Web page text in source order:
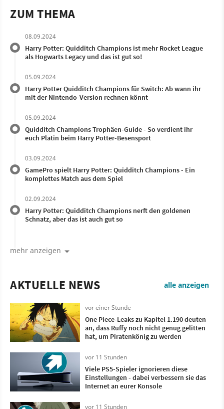
ZUM THEMA
08.09.2024
Harry Potter: Quidditch Champions ist mehr Rocket League
als Hogwarts Legacy und das ist gut so!
05.09.2024
Harry Potter Quidditch Champions für Switch: Ab wann ihr
mit der Nintendo-Version rechnen könnt
05.09.2024
Quidditch Champions Trophäen-Guide - So verdient ihr
euch Platin beim Harry Potter-Besensport
03.09.2024
GamePro spielt Harry Potter: Quidditch Champions - Ein
komplettes Match aus dem Spiel
02.09.2024
Harry Potter: Quidditch Champions nerft den goldenen
Schnatz, aber das ist auch gut so
mehr anzeigen
AKTUELLE NEWS alle anzeigen
vor einer Stunde
One Piece-Leaks zu Kapitel 1.190 deuten
an, dass Ruffy noch nicht genug gelitten
hat, um Piratenkönig zu werden
vor 11 Stunden
Viele PS5-Spieler ignorieren diese
Einstellungen - dabei verbessern sie das
Internet an eurer Konsole
vor 11 Stunden